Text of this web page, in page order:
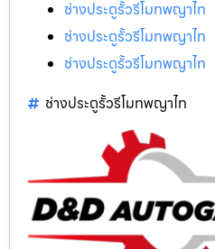
ช่างประตูรั้วรีโมทพญาไท
ช่างประตูรั้วรีโมทพญาไท
ช่างประตูรั้วรีโมทพญาไท
ช่างประตูรั้วรีโมทพญาไท